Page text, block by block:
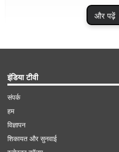
और पढ़ें
पर्वतारोही भी नहीं कर पाए चढ़ाई
इंडिया टीवी
संपर्क
हम
विज्ञापन
शिकायत और सुनवाई